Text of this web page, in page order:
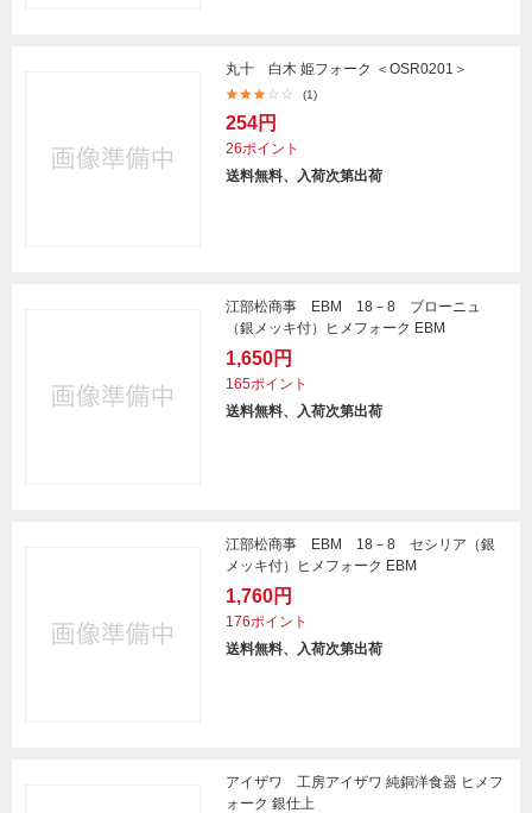
丸十 白木 姫フォーク ＜OSR0201＞
(1)
254円
26ポイント
送料無料、入荷次第出荷
江部松商事 EBM 18－8 ブローニュ
（銀メッキ付）ヒメフォーク EBM
1,650円
165ポイント
送料無料、入荷次第出荷
江部松商事 EBM 18－8 セシリア（銀
メッキ付）ヒメフォーク EBM
1,760円
176ポイント
送料無料、入荷次第出荷
アイザワ 工房アイザワ 純銅洋食器 ヒメフ
ォーク 銀仕上